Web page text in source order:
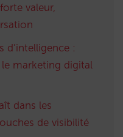
valeur,
d’intelligence :
marketing digital
dans les
de visibilité